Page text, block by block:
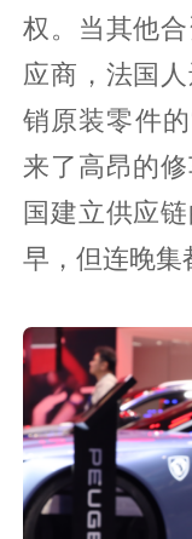
权。当其他
应商，法国
销原装零件
来了高昂的
国建立供应
早，但连晚集